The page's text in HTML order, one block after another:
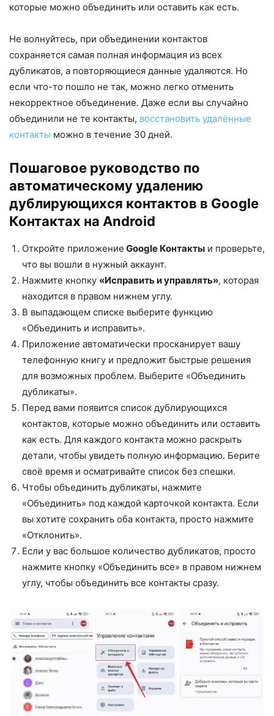
которые можно объединить или оставить как есть.
Не волнуйтесь, при объединении контактов
сохраняется самая полная информация из всех
дубликатов, а повторяющиеся данные удаляются. Но
если что-то пошло не так, можно легко отменить
некорректное объединение. Даже если вы случайно
объединили не те контакты, восстановить удалённые
контакты можно в течение 30 дней.
Пошаговое руководство по
автоматическому удалению
дублирующихся контактов в Google
Контактах на Android
Откройте приложение Google Контакты и проверьте,
что вы вошли в нужный аккаунт.
Нажмите кнопку «Исправить и управлять», которая
находится в правом нижнем углу.
В выпадающем списке выберите функцию
«Объединить и исправить».
Приложение автоматически просканирует вашу
телефонную книгу и предложит быстрые решения
для возможных проблем. Выберите «Объединить
дубликаты».
Перед вами появится список дублирующихся
контактов, которые можно объединить или оставить
как есть. Для каждого контакта можно раскрыть
детали, чтобы увидеть полную информацию. Берите
своё время и осматривайте список без спешки.
Чтобы объединить дубликаты, нажмите
«Объединить» под каждой карточкой контакта. Если
вы хотите сохранить оба контакта, просто нажмите
«Отклонить».
Если у вас большое количество дубликатов, просто
нажмите кнопку «Объединить все» в правом нижнем
углу, чтобы объединить все контакты сразу.